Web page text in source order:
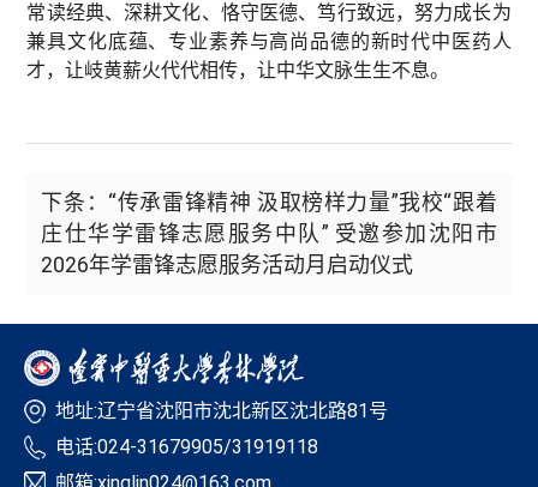
常读经典、深耕文化、恪守医德、笃行致远，努力成长为
兼具文化底蕴、专业素养与高尚品德的新时代中医药人
才，让岐黄薪火代代相传，让中华文脉生生不息。
下条：“传承雷锋精神 汲取榜样力量”我校“跟着
庄仕华学雷锋志愿服务中队” 受邀参加沈阳市
2026年学雷锋志愿服务活动月启动仪式
地址:辽宁省沈阳市沈北新区沈北路81号
电话:024-31679905/31919118
邮箱:xinglin024@163.com